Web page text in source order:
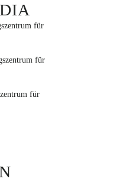
für
für
für